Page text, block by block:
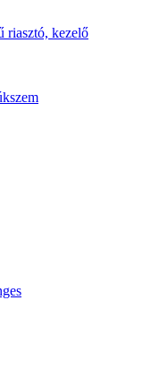
riasztó, kezelő